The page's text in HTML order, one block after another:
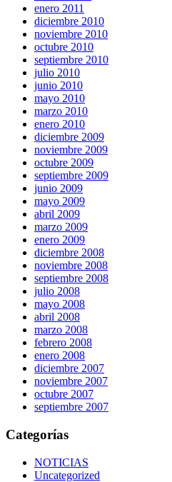
enero 2011
diciembre 2010
noviembre 2010
octubre 2010
septiembre 2010
julio 2010
junio 2010
mayo 2010
marzo 2010
enero 2010
diciembre 2009
noviembre 2009
octubre 2009
septiembre 2009
junio 2009
mayo 2009
abril 2009
marzo 2009
enero 2009
diciembre 2008
noviembre 2008
septiembre 2008
julio 2008
mayo 2008
abril 2008
marzo 2008
febrero 2008
enero 2008
diciembre 2007
noviembre 2007
octubre 2007
septiembre 2007
Categorías
NOTICIAS
Uncategorized